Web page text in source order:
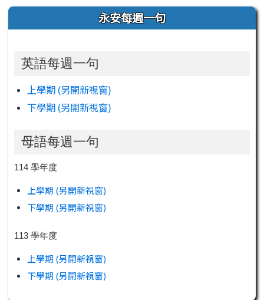
永安每週一句
英語每週一句
上學期 (另開新視窗)
下學期 (另開新視窗)
母語每週一句
114 學年度
上學期 (另開新視窗)
下學期 (另開新視窗)
113 學年度
上學期 (另開新視窗)
下學期 (另開新視窗)